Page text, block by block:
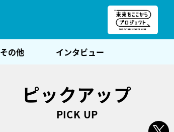
その他 インタビュー
ピックアップ
PICK UP